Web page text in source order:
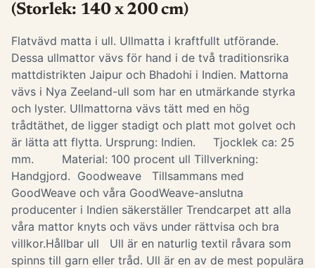
(Storlek: 140 x 200 cm)
Flatvävd matta i ull. Ullmatta i kraftfullt utförande.
Dessa ullmattor vävs för hand i de två traditionsrika
mattdistrikten Jaipur och Bhadohi i Indien. Mattorna
vävs i Nya Zeeland-ull som har en utmärkande styrka
och lyster. Ullmattorna vävs tätt med en hög
trådtäthet, de ligger stadigt och platt mot golvet och
är lätta att flytta. Ursprung: Indien. Tjocklek ca: 25
mm. Material: 100 procent ull Tillverkning:
Handgjord. Goodweave Tillsammans med
GoodWeave och våra GoodWeave-anslutna
producenter i Indien säkerställer Trendcarpet att alla
våra mattor knyts och vävs under rättvisa och bra
villkor.Hållbar ull Ull är en naturlig textil råvara som
spinns till garn eller tråd. Ull är en av de mest populära